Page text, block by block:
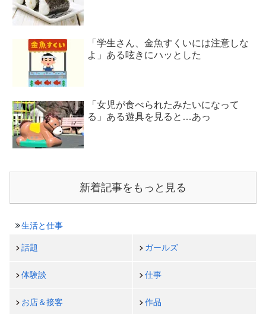
「学生さん、金魚すくいには注意しな
よ」ある呟きにハッとした
「女児が食べられたみたいになって
る」ある遊具を見ると…あっ
新着記事をもっと見る
生活と仕事
話題 ガールズ
体験談 仕事
お店＆接客 作品